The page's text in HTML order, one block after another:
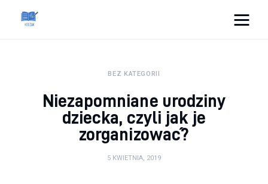
Zdrowie
Lifestyle
BEZ KATEGORII
Niezapomniane urodziny
dziecka, czyli jak je
zorganizować?
5 KWIETNIA, 2019